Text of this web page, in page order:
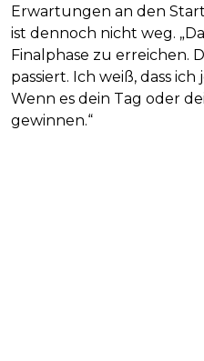
Erwartungen an den
ist dennoch nicht weg.
Finalphase zu erreichen.
passiert. Ich weiß, dass
Wenn es dein Tag oder
gewinnen.“